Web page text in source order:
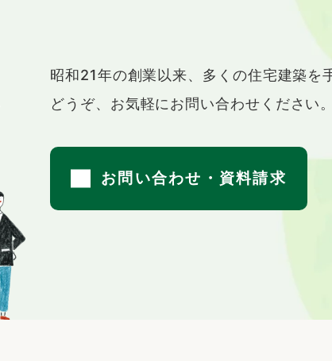
昭和21年の創業以来、 多くの住宅建築を
どうぞ、お気軽にお問い合わせください。
お問い合わせ・資料請求